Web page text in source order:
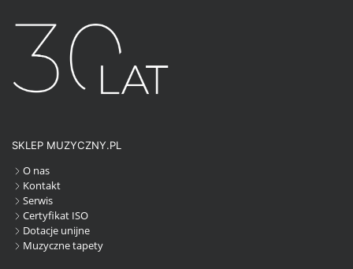
SKLEP MUZYCZNY.PL
O nas
Kontakt
Serwis
Certyfikat ISO
Dotacje unijne
Muzyczne tapety